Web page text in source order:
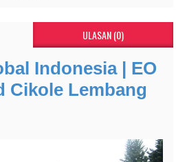
ULASAN (0)
Indonesia | EO
Cikole Lembang